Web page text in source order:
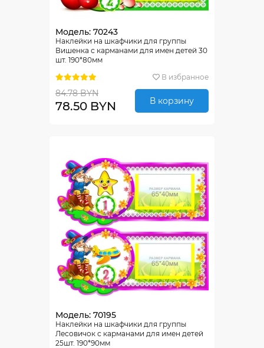
Модель: 70243
Наклейки на шкафчики для группы
Вишенка с карманами для имен детей 30
шт. 190*80мм
В избранное
84.78 BYN
78.50 BYN В корзину
Модель: 70195
Наклейки на шкафчики для группы
Лесовичок с карманами для имен детей
25шт. 190*90мм